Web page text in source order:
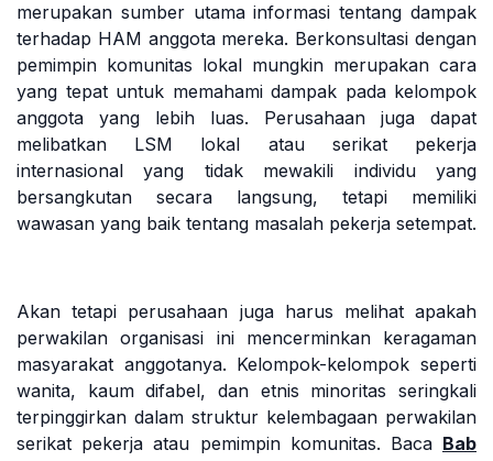
merupakan sumber utama informasi tentang dampak
terhadap HAM anggota mereka. Berkonsultasi dengan
pemimpin komunitas lokal mungkin merupakan cara
yang tepat untuk memahami dampak pada kelompok
anggota yang lebih luas. Perusahaan juga dapat
melibatkan LSM lokal atau serikat pekerja
internasional yang tidak mewakili individu yang
bersangkutan secara langsung, tetapi memiliki
wawasan yang baik tentang masalah pekerja setempat.
Akan tetapi perusahaan juga harus melihat apakah
perwakilan organisasi ini mencerminkan keragaman
masyarakat anggotanya. Kelompok-kelompok seperti
wanita, kaum difabel, dan etnis minoritas seringkali
terpinggirkan dalam struktur kelembagaan perwakilan
serikat pekerja atau pemimpin komunitas. Baca Bab